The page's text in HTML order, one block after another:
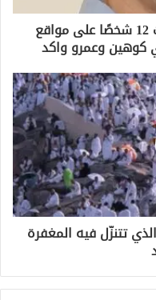
النيابة العامة تُقرر حجب حسابات 12 شخصًا على مواقع
كوهين وعمرو واكد
تتنزّل فيه المغفرة